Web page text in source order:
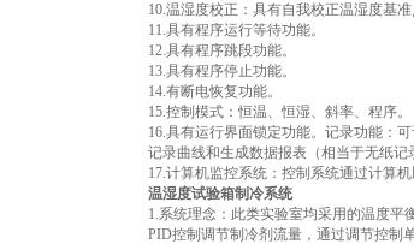
10.温湿度校正：具有自我校正温湿度基准
11.具有程序运行等待功能。
12.具有程序跳段功能。
13.具有程序停止功能。
14.有断电恢复功能。
15.控制模式：恒温、恒湿、斜率、程序。
16.具有运行界面锁定功能。记录功能：
记录曲线和生成数据报表（相当于无纸记
17.计算机监控系统：控制系统通过计算
温湿度试验箱制冷系统
1.系统理念：此类实验室均采用的温度
PID控制调节制冷剂流量，通过调节控制